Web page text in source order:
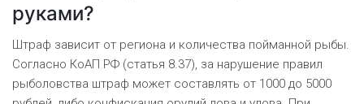
руками?
Штраф зависит от региона и количества пойманной рыбы.
Согласно КоАП РФ (статья 8.37), за нарушение правил
рыболовства штраф может составлять от 1000 до 5000